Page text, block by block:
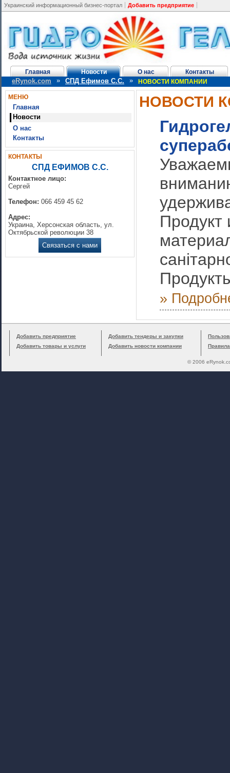
Украинский информационный бизнес-портал Добавить предприятие
Главная Новости О нас Контакты
eRynok.com » СПД Ефимов С.С. » НОВОСТИ КОМПАНИИ
МЕНЮ
Главная
Новости
О нас
Контакты
КОНТАКТЫ
СПД ЕФИМОВ С.С.
Контактное лицо:
Сергей
Телефон: 066 459 45 62
Адрес:
Украина, Херсонская область, ул.
Октябрьской революции 38
Связаться с нами
НОВОСТИ
Продукт
»
Добавить предприятие
Добавить товары и услуги
Добавить тендеры и закупки
Добавить новости компании
© 2006